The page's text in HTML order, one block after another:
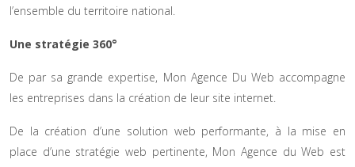
l’ensemble du territoire national.
Une stratégie 360°
De par sa grande expertise, Mon Agence Du Web accompagne
les entreprises dans la création de leur site internet.
De la création d’une solution web performante, à la mise en
place d’une stratégie web pertinente, Mon Agence du Web est